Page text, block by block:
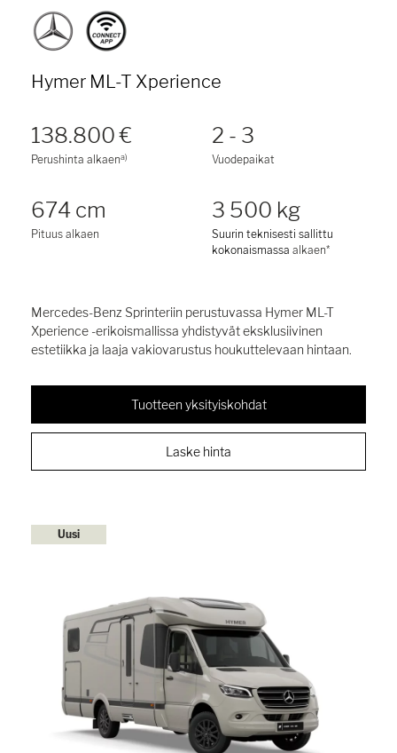
Hymer ML-T Xperience
138.800 €
Perushinta alkaena)
2 - 3
Vuodepaikat
674 cm
Pituus alkaen
3 500 kg
Suurin teknisesti sallittu
kokonaismassa alkaen*
Mercedes-Benz Sprinteriin perustuvassa Hymer ML-T
Xperience -erikoismallissa yhdistyvät eksklusiivinen
estetiikka ja laaja vakiovarustus houkuttelevaan hintaan.
Tuotteen yksityiskohdat
Laske hinta
Uusi